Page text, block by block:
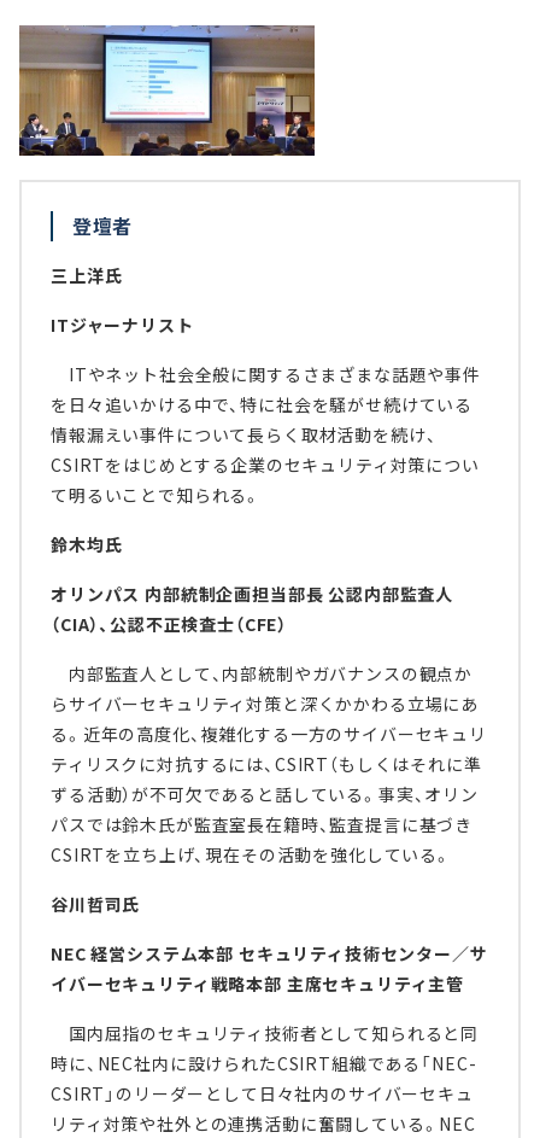
登壇者
三上洋氏
ITジャーナリスト
ITやネット社会全般に関するさまざまな話題や事件
を日々追いかける中で、特に社会を騒がせ続けている
情報漏えい事件について長らく取材活動を続け、
CSIRTをはじめとする企業のセキュリティ対策につい
て明るいことで知られる。
鈴木均氏
オリンパス 内部統制企画担当部長 公認内部監査人
（CIA）、公認不正検査士（CFE）
内部監査人として、内部統制やガバナンスの観点か
らサイバーセキュリティ対策と深くかかわる立場にあ
る。近年の高度化、複雑化する一方のサイバーセキュリ
ティリスクに対抗するには、CSIRT（もしくはそれに準
ずる活動）が不可欠であると話している。事実、オリン
パスでは鈴木氏が監査室長在籍時、監査提言に基づき
CSIRTを立ち上げ、現在その活動を強化している。
谷川哲司氏
NEC 経営システム本部 セキュリティ技術センター／サ
イバーセキュリティ戦略本部 主席セキュリティ主管
国内屈指のセキュリティ技術者として知られると同
時に、NEC社内に設けられたCSIRT組織である「NEC-
CSIRT」のリーダーとして日々社内のサイバーセキュ
リティ対策や社外との連携活動に奮闘している。NEC